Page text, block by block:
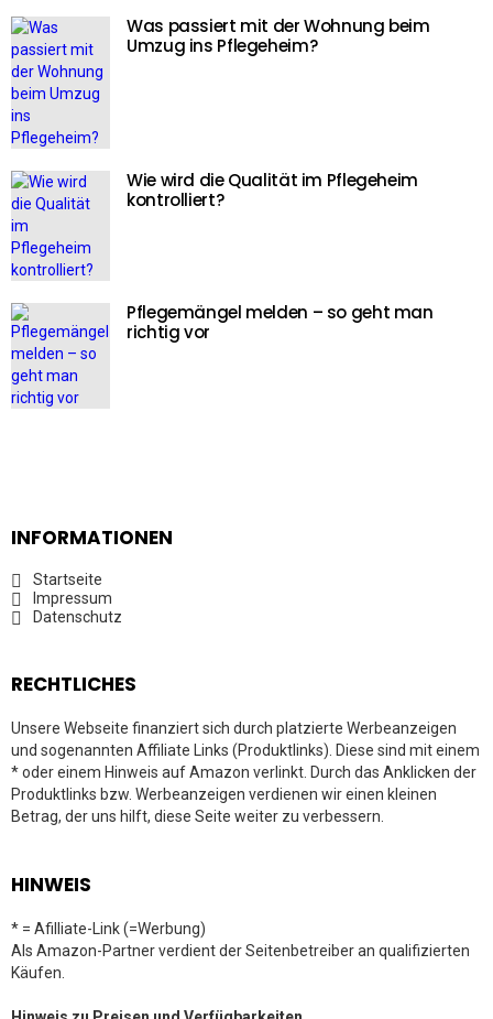
Was passiert mit der Wohnung beim
Umzug ins Pflegeheim?
Wie wird die Qualität im Pflegeheim
kontrolliert?
Pflegemängel melden – so geht man
richtig vor
INFORMATIONEN
Startseite
Impressum
Datenschutz
RECHTLICHES
Unsere Webseite finanziert sich durch platzierte Werbeanzeigen
und sogenannten Affiliate Links (Produktlinks). Diese sind mit einem
* oder einem Hinweis auf Amazon verlinkt. Durch das Anklicken der
Produktlinks bzw. Werbeanzeigen verdienen wir einen kleinen
Betrag, der uns hilft, diese Seite weiter zu verbessern.
HINWEIS
* = Afilliate-Link (=Werbung)
Als Amazon-Partner verdient der Seitenbetreiber an qualifizierten
Käufen.